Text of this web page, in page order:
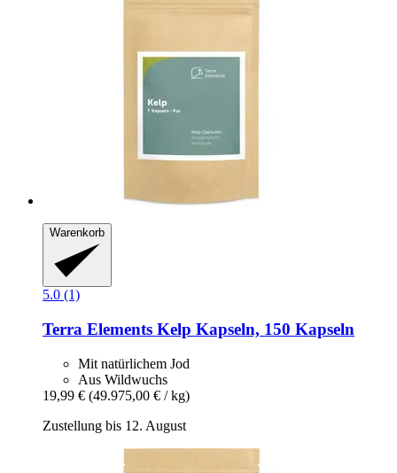
Warenkorb
5.0 (1)
Terra Elements Kelp Kapseln, 150 Kapseln
Mit natürlichem Jod
Aus Wildwuchs
19,99 € (49.975,00 € / kg)
Zustellung bis 12. August